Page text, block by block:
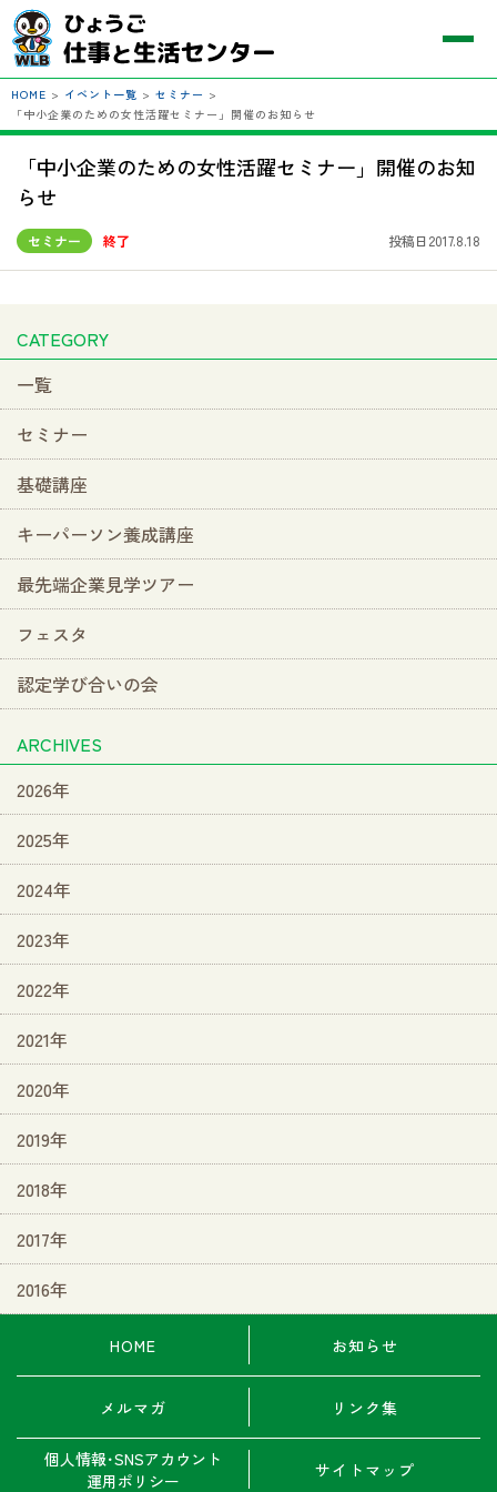
HOME > イベント一覧 > セミナー >
「中小企業のための女性活躍セミナー」開催のお知らせ
「中小企業のための女性活躍セミナー」開催のお知
らせ
セミナー 終了 投稿日2017.8.18
CATEGORY
一覧
セミナー
基礎講座
キーパーソン養成講座
最先端企業見学ツアー
フェスタ
認定学び合いの会
ARCHIVES
2026年
2025年
2024年
2023年
2022年
2021年
2020年
2019年
2018年
2017年
2016年
HOME お知らせ
メルマガ リンク集
個人情報･SNSアカウント
運用ポリシー
サイトマップ